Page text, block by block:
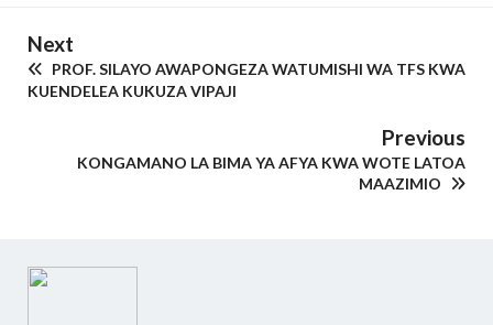
Next
PROF. SILAYO AWAPONGEZA WATUMISHI WA TFS KWA
KUENDELEA KUKUZA VIPAJI
Previous
KONGAMANO LA BIMA YA AFYA KWA WOTE LATOA
MAAZIMIO